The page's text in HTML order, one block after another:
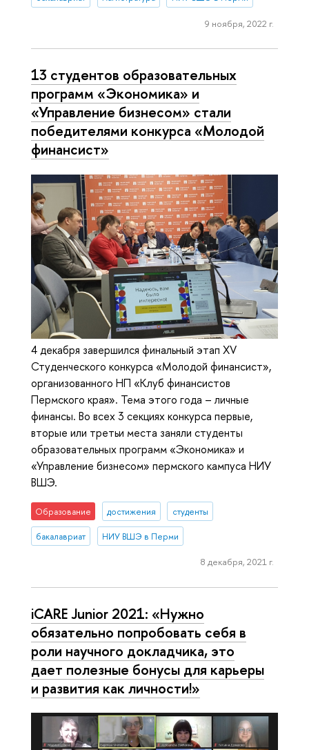
9 ноября, 2022 г.
13 студентов образовательных
программ «Экономика» и
«Управление бизнесом» стали
победителями конкурса «Молодой
финансист»
4 декабря завершился финальный этап XV
Студенческого конкурса «Молодой финансист»,
организованного НП «Клуб финансистов
Пермского края». Тема этого года – личные
финансы. Во всех 3 секциях конкурса первые,
вторые или третьи места заняли студенты
образовательных программ «Экономика» и
«Управление бизнесом» пермского кампуса НИУ
ВШЭ.
Образование достижения студенты
бакалавриат НИУ ВШЭ в Перми
8 декабря, 2021 г.
iCARE Junior 2021: «Нужно
обязательно попробовать себя в
роли научного докладчика, это
дает полезные бонусы для карьеры
и развития как личности!»